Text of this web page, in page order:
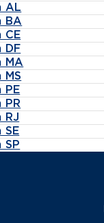
AL
BA
CE
DF
MA
PE
PR
RJ
SE
SP